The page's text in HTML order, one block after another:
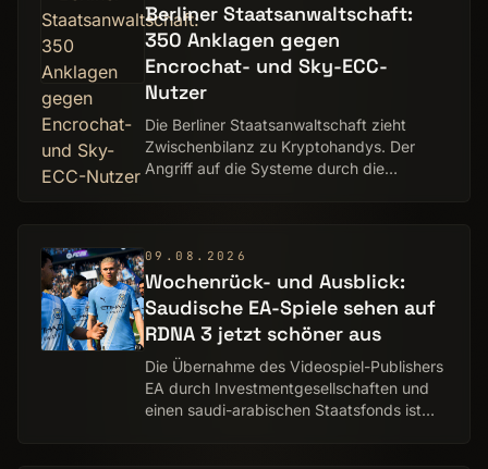
Berliner Staatsanwaltschaft:
350 Anklagen gegen
Encrochat- und Sky-ECC-
Nutzer
Die Berliner Staatsanwaltschaft zieht
Zwischenbilanz zu Kryptohandys. Der
Angriff auf die Systeme durch die
09.08.2026
Wochenrück- und Ausblick:
Saudische EA-Spiele sehen auf
RDNA 3 jetzt schöner aus
Die Übernahme des Videospiel-Publishers
EA durch Investment­gesellschaften und
einen saudi-arabischen Staatsfonds ist